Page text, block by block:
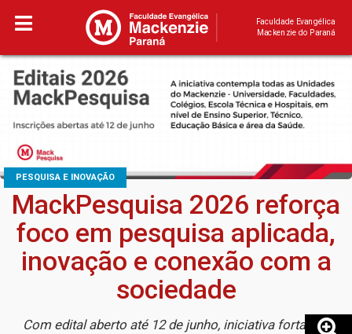
Faculdade Evangélica
Mackenzie do Paraná
PESQUISA E INOVAÇÃO
MackPesquisa 2026 reforça
foco em pesquisa aplicada,
inovação e conexão com a
sociedade
Com edital aberto até 12 de junho, iniciativa fortalece